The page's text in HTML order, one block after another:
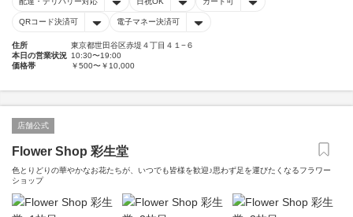
QRコード決済可 電子マネー決済可
住所
東京都世田谷区赤堤４丁目４１−６
本日の営業状況 10:30〜19:00
価格帯
￥500〜￥10,000
店舗公式
Flower Shop 彩生堂
色とりどりの華やかなお花たちが、いつでも皆様を歓迎♪思わず足を運びたくなるフラワー
ショップ